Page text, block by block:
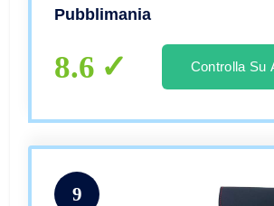
Pubblimania
8.6 Controlla Su
9